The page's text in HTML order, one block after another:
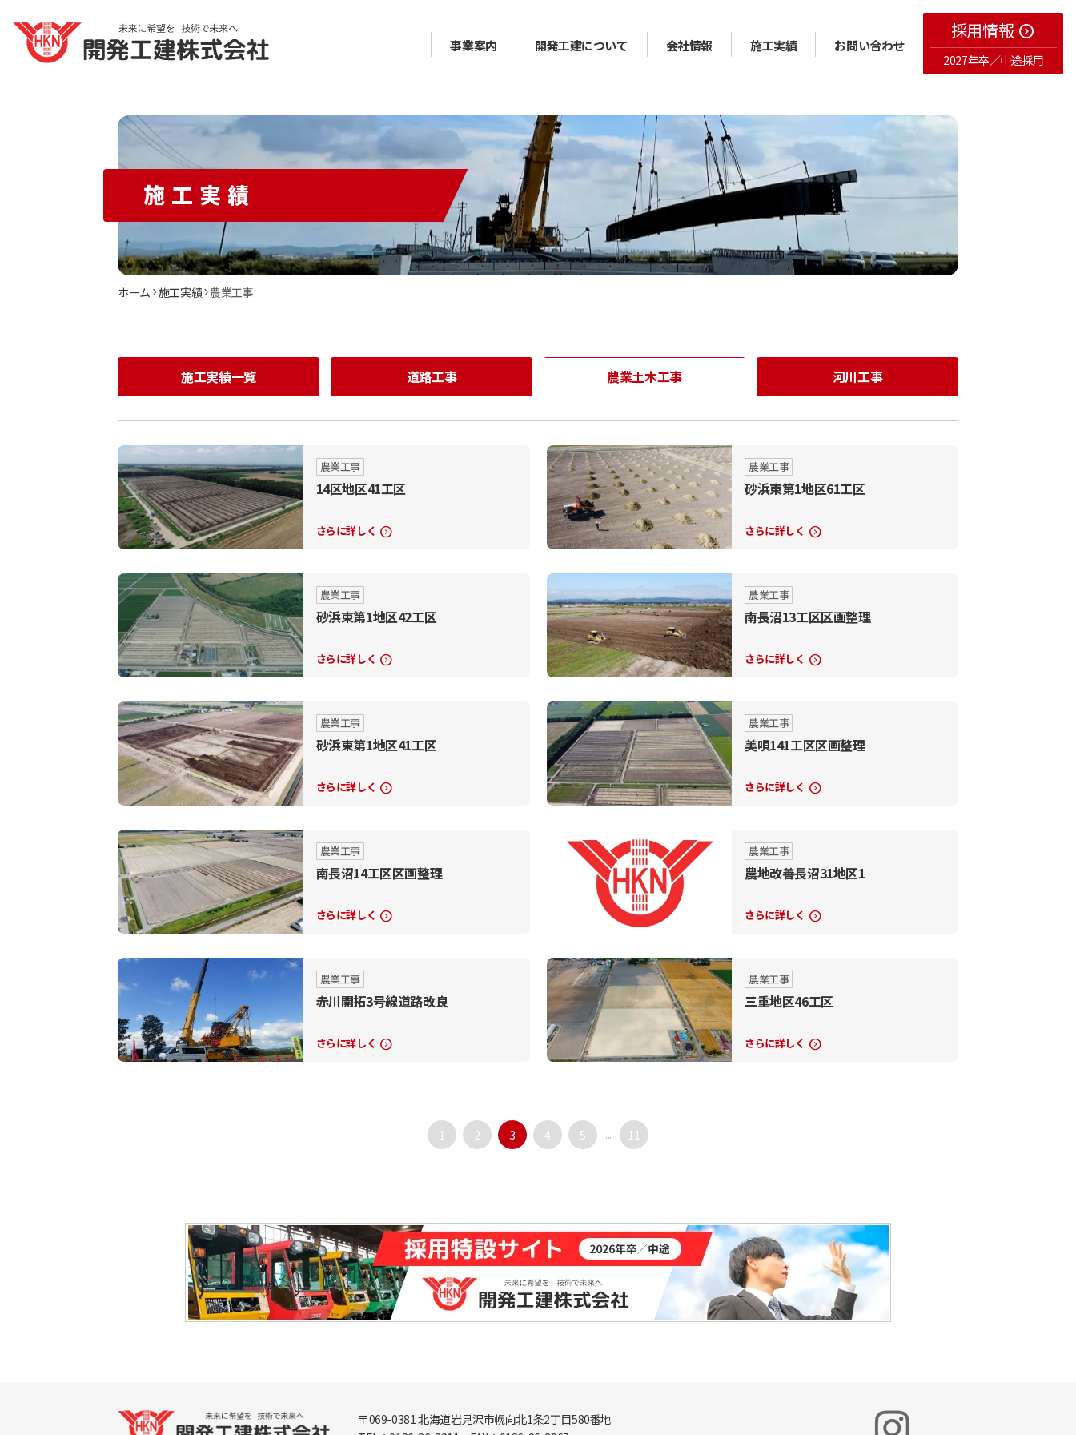
事業案内 開発工建について 会社情報 施工実績 お問い合わせ
採用情報 expand_circle_right
2027年卒／中途採用
施工実績
ホーム 施工実績 農業工事
施工実績一覧 道路工事 農業土木工事 河川工事
農業工事
14区地区41工区
さらに詳しく expand_circle_right
農業工事
砂浜東第1地区61工区
さらに詳しく expand_circle_right
農業工事
砂浜東第1地区42工区
さらに詳しく expand_circle_right
農業工事
南長沼13工区区画整理
さらに詳しく expand_circle_right
農業工事
砂浜東第1地区41工区
さらに詳しく expand_circle_right
農業工事
美唄141工区区画整理
さらに詳しく expand_circle_right
農業工事
南長沼14工区区画整理
さらに詳しく expand_circle_right
農業工事
農地改善長沼31地区1
さらに詳しく expand_circle_right
農業工事
赤川開拓3号線道路改良
さらに詳しく expand_circle_right
農業工事
三重地区46工区
さらに詳しく expand_circle_right
1 2 3 4 5 ... 11
〒069-0381 北海道岩見沢市幌向北1条2丁目580番地